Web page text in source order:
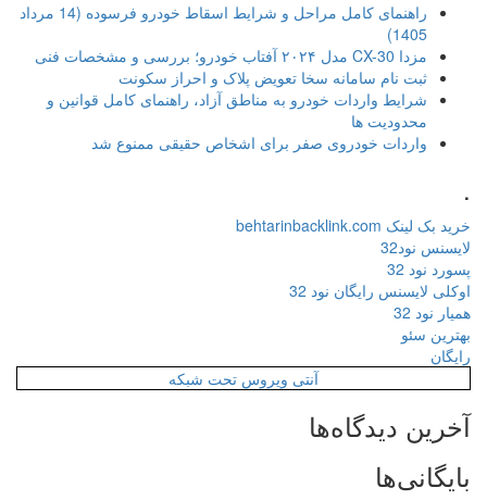
راهنمای کامل مراحل و شرایط اسقاط خودرو فرسوده (14 مرداد
1405)
مزدا CX-30 مدل ۲۰۲۴ آفتاب خودرو؛ بررسی و مشخصات فنی
ثبت نام سامانه سخا تعویض پلاک و احراز سکونت
شرایط واردات خودرو به مناطق آزاد، راهنمای کامل قوانین و
محدودیت ها
واردات خودروی صفر برای اشخاص حقیقی ممنوع شد
خرید بک لینک behtarinbacklink.com
لایسنس نود32
پسورد نود 32
اوکلی لایسنس رایگان نود 32
همیار نود 32
بهترین سئو
رایگان
آنتی ویروس تحت شبکه
آخرین دیدگاه‌ها
بایگانی‌ها